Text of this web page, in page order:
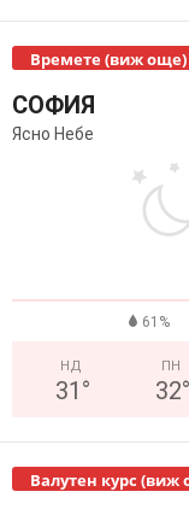
Времете (виж още)
СОФИЯ
Ясно Небе
61%
НД
31 °
ПН
32°
Валутен курс (виж